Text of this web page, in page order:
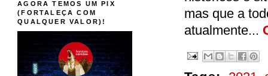
mas que a
atualmente...
AGORA TEMOS UM PIX
(FORTALEÇA COM
QUALQUER VALOR)!